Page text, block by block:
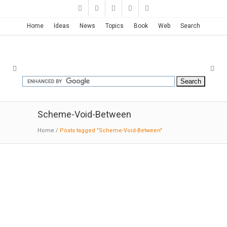
Home Ideas News Topics Book Web Search
Scheme-Void-Between
Home / Posts tagged "Scheme-Void-Between"